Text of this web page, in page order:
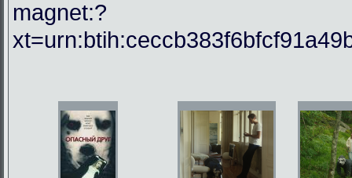
magnet:?